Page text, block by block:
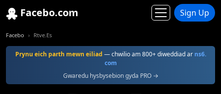
Facebo.com Sign Up
Facebo Rtve.Es
Prynu eich parth mewn eiliad — chwilio am 800+ diweddiad ar ns6.
com
Gwaredu hysbysebion gyda PRO →